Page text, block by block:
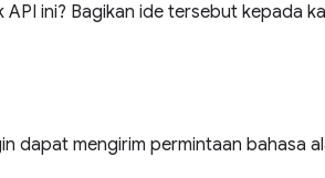
ini? Bagikan ide tersebut kepada
dapat mengirim permintaan bahasa